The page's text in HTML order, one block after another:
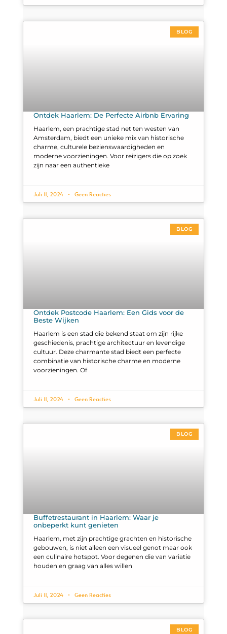
BLOG
Ontdek Haarlem: De Perfecte Airbnb Ervaring
Haarlem, een prachtige stad net ten westen van
Amsterdam, biedt een unieke mix van historische
charme, culturele bezienswaardigheden en
moderne voorzieningen. Voor reizigers die op zoek
zijn naar een authentieke
Juli 11, 2024 Geen Reacties
BLOG
Ontdek Postcode Haarlem: Een Gids voor de
Beste Wijken
Haarlem is een stad die bekend staat om zijn rijke
geschiedenis, prachtige architectuur en levendige
cultuur. Deze charmante stad biedt een perfecte
combinatie van historische charme en moderne
voorzieningen. Of
Juli 11, 2024 Geen Reacties
BLOG
Buffetrestaurant in Haarlem: Waar je
onbeperkt kunt genieten
Haarlem, met zijn prachtige grachten en historische
gebouwen, is niet alleen een visueel genot maar ook
een culinaire hotspot. Voor degenen die van variatie
houden en graag van alles willen
Juli 11, 2024 Geen Reacties
BLOG